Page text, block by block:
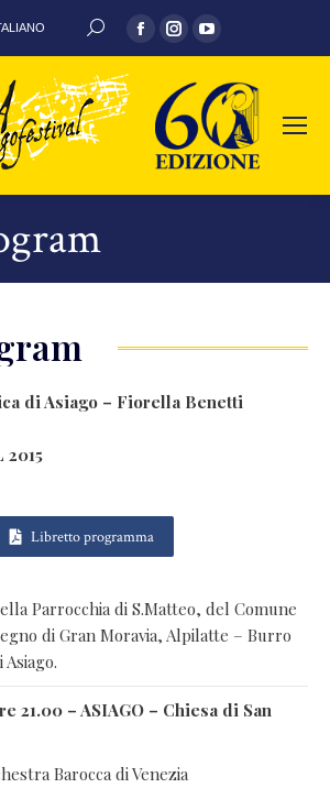
SEARCH:
Facebook
page
opens
in
new
window
Instagram
page
opens
in
new
window
YouTube
page
opens
new
window
di Asiago – Fiorella Benetti
2015
Libretto programma
Parrocchia di S.Matteo, del Comune
di Gran Moravia, Alpilatte – Burro
21.00 – ASIAGO – Chiesa di San
Barocca di Venezia